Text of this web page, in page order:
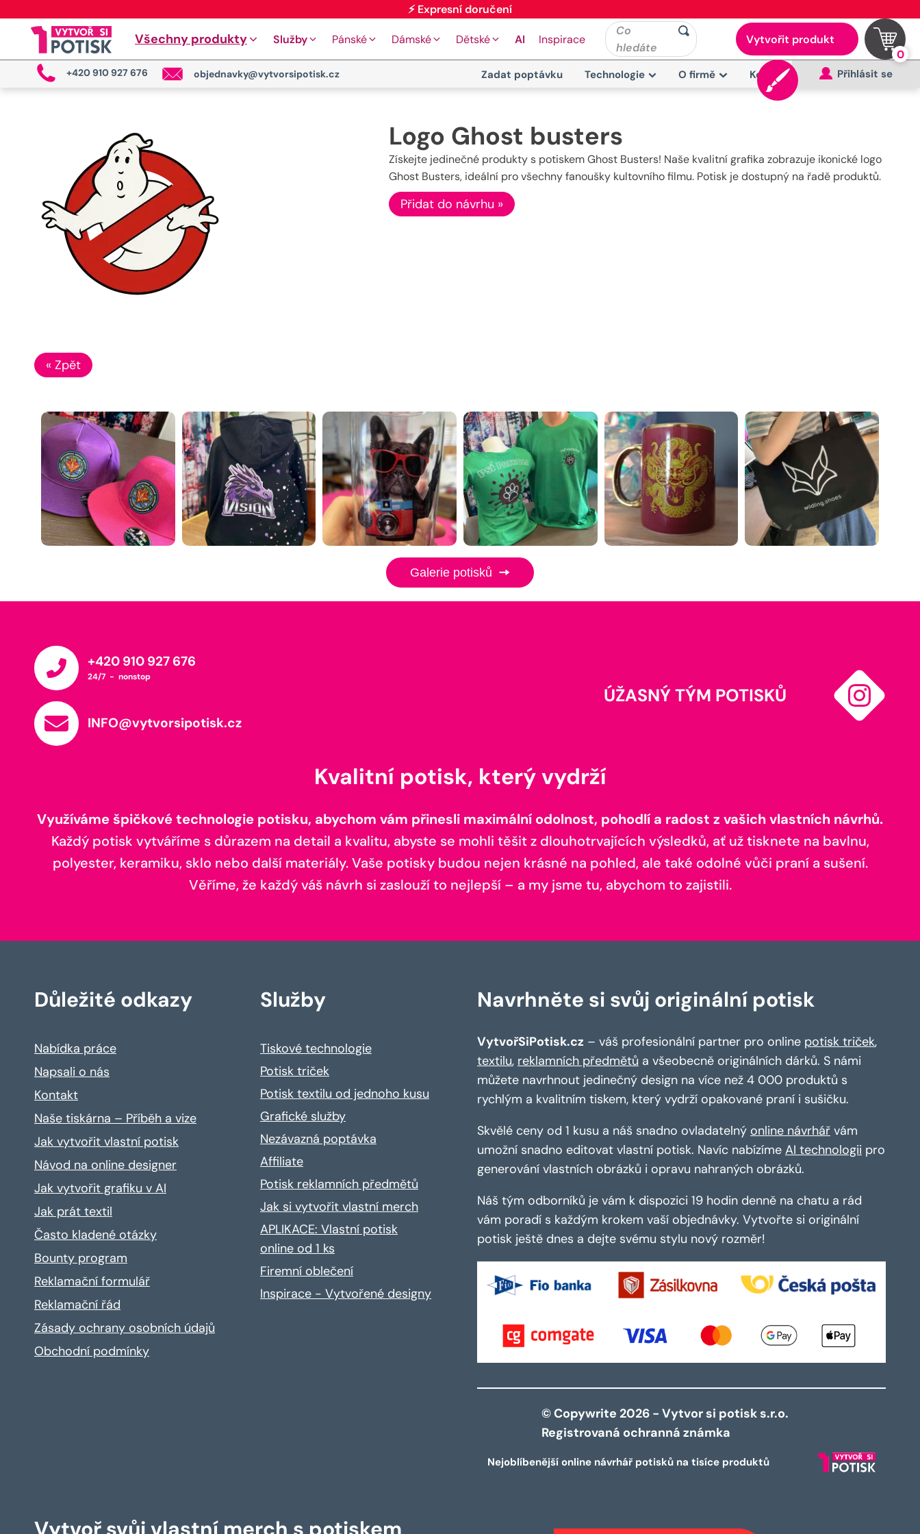
Všechny produkty Služby Pánské Dámské Dětské AI Inspirace
Co
hledáte
Vytvořit produkt
0
+420 910 927 676 objednavky@vytvorsipotisk.cz Zadat poptávku Technologie O firmě Kontakt Přihlásit se
Logo Ghost busters
Získejte jedinečné produkty s potiskem Ghost Busters! Naše kvalitní grafika zobrazuje ikonické logo
Ghost Busters, ideální pro všechny fanoušky kultovního filmu. Potisk je dostupný na řadě produktů.
Přidat do návrhu »
« Zpět
Galerie potisků
+420 910 927 676
24/7 - nonstop
INFO@vytvorsipotisk.cz
ÚŽASNÝ TÝM POTISKŮ
Kvalitní potisk, který vydrží
Využíváme špičkové technologie potisku, abychom vám přinesli maximální odolnost, pohodlí a radost z vašich vlastních návrhů.
Každý potisk vytváříme s důrazem na detail a kvalitu, abyste se mohli těšit z dlouhotrvajících výsledků, ať už tisknete na bavlnu,
polyester, keramiku, sklo nebo další materiály. Vaše potisky budou nejen krásné na pohled, ale také odolné vůči praní a sušení.
Věříme, že každý váš návrh si zaslouží to nejlepší – a my jsme tu, abychom to zajistili.
Důležité odkazy
Nabídka práce
Napsali o nás
Kontakt
Naše tiskárna – Příběh a vize
Jak vytvořit vlastní potisk
Návod na online designer
Jak vytvořit grafiku v AI
Jak prát textil
Často kladené otázky
Bounty program
Reklamační formulář
Reklamační řád
Zásady ochrany osobních údajů
Obchodní podmínky
Služby
Tiskové technologie
Potisk triček
Potisk textilu od jednoho kusu
Grafické služby
Nezávazná poptávka
Affiliate
Potisk reklamních předmětů
Jak si vytvořit vlastní merch
APLIKACE: Vlastní potisk
online od 1 ks
Firemní oblečení
Inspirace - Vytvořené designy
Navrhněte si svůj originální potisk
VytvořSiPotisk.cz – váš profesionální partner pro online potisk triček,
textilu, reklamních předmětů a všeobecně originálních dárků. S námi
můžete navrhnout jedinečný design na více než 4 000 produktů s
rychlým a kvalitním tiskem, který vydrží opakované praní i sušičku.
Skvělé ceny od 1 kusu a náš snadno ovladatelný online návrhář vám
umožní snadno editovat vlastní potisk. Navíc nabízíme AI technologii pro
generování vlastních obrázků i opravu nahraných obrázků.
Náš tým odborníků je vám k dispozici 19 hodin denně na chatu a rád
vám poradí s každým krokem vaší objednávky. Vytvořte si originální
potisk ještě dnes a dejte svému stylu nový rozměr!
© Copywrite 2026 - Vytvor si potisk s.r.o.
Registrovaná ochranná známka
Nejoblíbenější online návrhář potisků na tisíce produktů